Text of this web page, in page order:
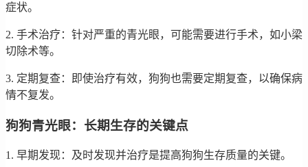
症状。
2. 手术治疗：针对严重的青光眼，可能需要进行手术，如小梁
切除术等。
3. 定期复查：即使治疗有效，狗狗也需要定期复查，以确保病
情不复发。
狗狗青光眼：长期生存的关键点
1. 早期发现：及时发现并治疗是提高狗狗生存质量的关键。